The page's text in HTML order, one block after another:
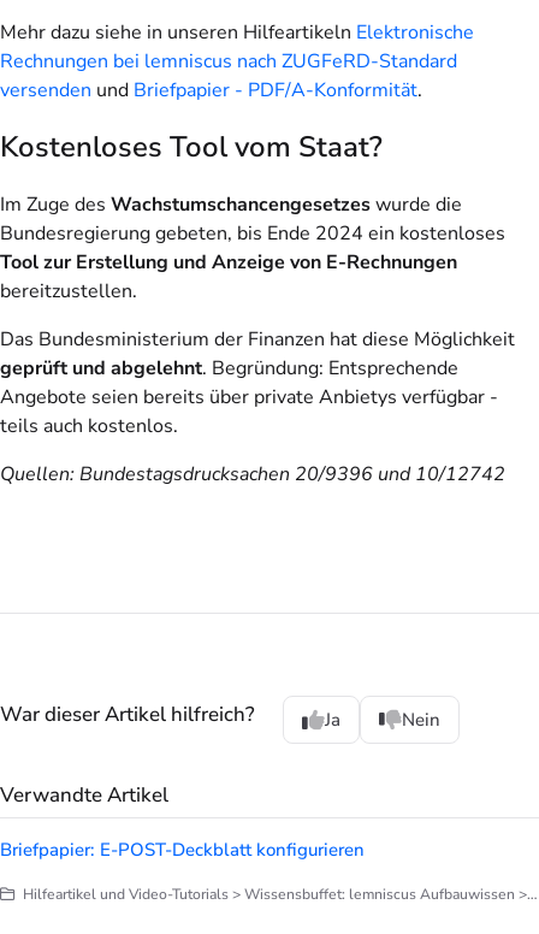
Mehr dazu siehe in unseren Hilfeartikeln Elektronische
Rechnungen bei lemniscus nach ZUGFeRD-Standard
versenden und Briefpapier - PDF/A-Konformität.
Kostenloses Tool vom Staat?
Im Zuge des Wachstumschancengesetzeswurde die
Bundesregierung gebeten, bis Ende 2024 ein kostenloses
Tool zur Erstellung und Anzeige von E-Rechnungen
bereitzustellen.
Das Bundesministerium der Finanzen hat diese Möglichkeit
geprüft und abgelehnt. Begründung: Entsprechende
Angebote seien bereits über private Anbietys verfügbar -
teils auch kostenlos.
Quellen: Bundestagsdrucksachen 20/9396 und 10/12742
War dieser Artikel hilfreich? Ja Nein
Verwandte Artikel
Briefpapier: E-POST-Deckblatt konfigurieren
Hilfeartikel und Video-Tutorials > Wissensbuffet: lemniscus Aufbauwissen > Briefe, Notizen, Dokumentation > Briefpapier anpassen